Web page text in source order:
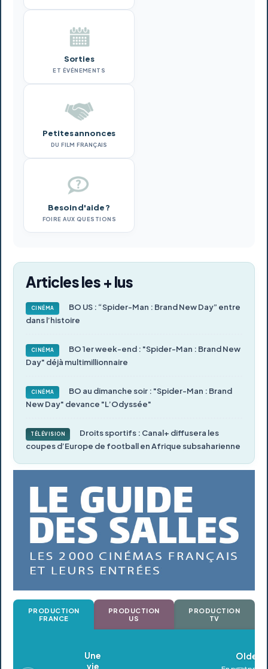
Sorties
ET ÉVÉNEMENTS
Petites annonces
DU FILM FRANÇAIS
Besoin d'aide ?
FOIRE AUX QUESTIONS
Articles les + lus
CINÉMA
BO US : “Spider-Man : Brand New Day” entre
dans l’histoire
CINÉMA
BO 1er week-end : "Spider-Man : Brand New
Day" déjà multimillionnaire
CINÉMA
BO au dimanche soir : "Spider-Man : Brand
New Day" devance "L’Odyssée"
TÉLÉVISION
Droits sportifs : Canal+ diffusera les
coupes d’Europe de football en Afrique subsaharienne
PRODUCTION
FRANCE
PRODUCTION
US
PRODUCTION
TV
Oldeupe